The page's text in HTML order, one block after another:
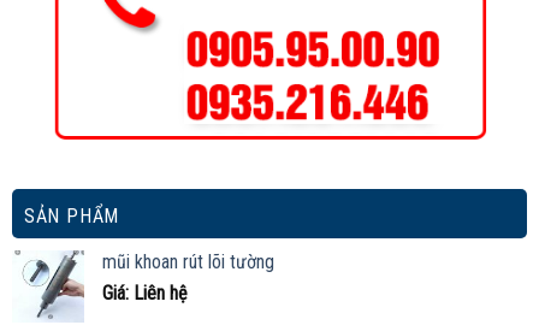
SẢN PHẨM
mũi khoan rút lõi tường
Giá: Liên hệ